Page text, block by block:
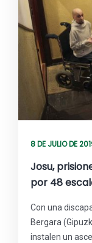
8 DE JULIO DE
Josu,
por 48
Con una
Bergara
instalen un